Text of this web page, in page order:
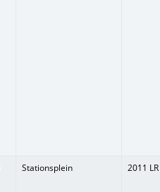
Stationsplein 2011 LR